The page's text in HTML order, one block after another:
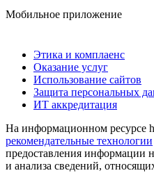
Мобильное приложение
Этика и комплаенс
Оказание услуг
Использование сайтов
Защита персональных
ИТ аккредитация
На информационном ресурсе
рекомендательные технологии
предоставления информации
и анализа сведений,